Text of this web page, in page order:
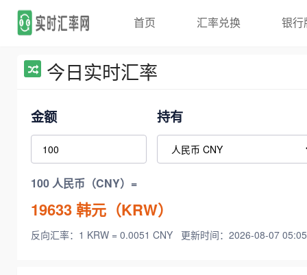
首页 汇率兑换 银行
今日实时汇率
金额 持有
100 人民币（CNY）=
19633韩元（KRW）
反向汇率：1 KRW = 0.0051 CNY 更新时间：2026-08-07